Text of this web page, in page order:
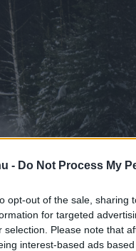
- Do Not Process My
opt-out of the sale, sharing
for targeted
selection. Please note that
interest-based ads